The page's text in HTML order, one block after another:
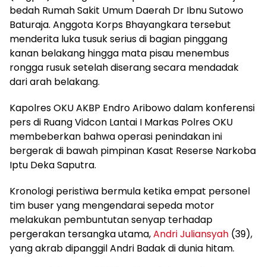
bedah Rumah Sakit Umum Daerah Dr Ibnu Sutowo
Baturaja. Anggota Korps Bhayangkara tersebut
menderita luka tusuk serius di bagian pinggang
kanan belakang hingga mata pisau menembus
rongga rusuk setelah diserang secara mendadak
dari arah belakang.
Kapolres OKU AKBP Endro Aribowo dalam konferensi
pers di Ruang Vidcon Lantai I Markas Polres OKU
membeberkan bahwa operasi penindakan ini
bergerak di bawah pimpinan Kasat Reserse Narkoba
Iptu Deka Saputra.
Kronologi peristiwa bermula ketika empat personel
tim buser yang mengendarai sepeda motor
melakukan pembuntutan senyap terhadap
pergerakan tersangka utama,Andri Juliansyah (39),
yang akrab dipanggil Andri Badak di dunia hitam.